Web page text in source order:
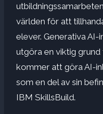
världen för att
elever. Generativa
utgöra en viktig
kommer att göra AI-
som en del av sin
IBM SkillsBuild.